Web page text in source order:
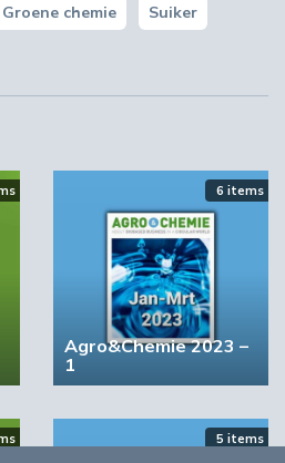
Groene chemie Suiker
6 items
Agro&Chemie 2023 –
1
5 items